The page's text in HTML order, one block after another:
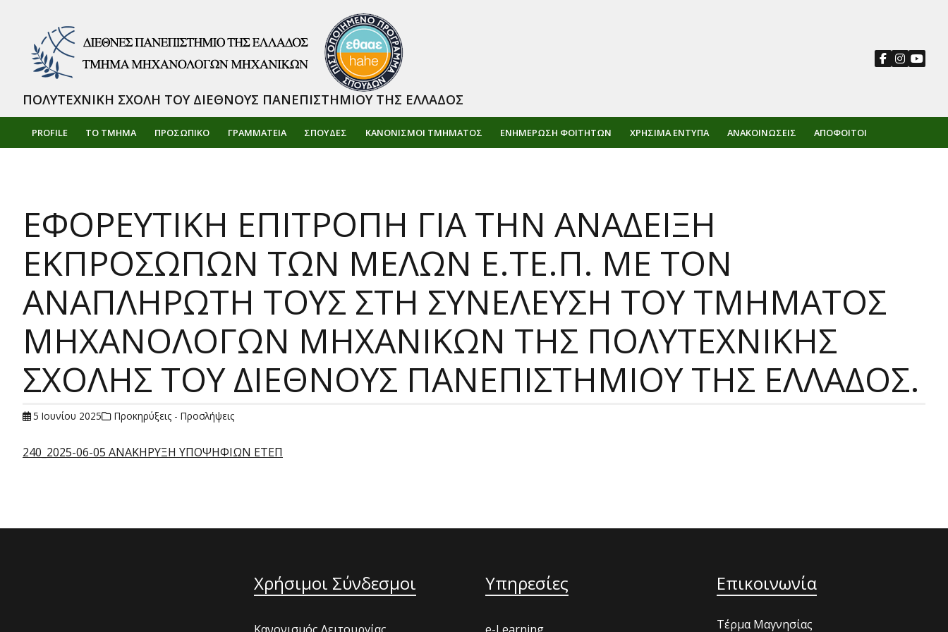
PROFILE ΤΟ ΤΜΗΜΑ ΠΡΟΣΩΠΙΚΌ ΓΡΑΜΜΑΤΕΙΑ ΣΠΟΥΔΕΣ ΚΑΝΟΝΙΣΜΟΙ ΤΜΗΜΑΤΟΣ ΕΝΗΜΈΡΩΣΗ ΦΟΙΤΗΤΏΝ ΧΡΉΣΙΜΑ ΈΝΤΥΠΑ ΑΝΑΚΟΙΝΏΣΕΙΣ ΑΠΌΦΟΙΤΟΙ
ΠΟΛΥΤΕΧΝΙΚΗ ΣΧΟΛΗ ΤΟΥ ΔΙΕΘΝΟΥΣ ΠΑΝΕΠΙΣΤΗΜΙΟΥ ΤΗΣ ΕΛΛΑΔΟΣ
ΕΦΟΡΕΥΤΙΚΗ ΕΠΙΤΡΟΠΗ ΓΙΑ ΤΗΝ ΑΝΑΔΕΙΞΗ
ΕΚΠΡΟΣΩΠΩΝ ΤΩΝ ΜΕΛΩΝ Ε.ΤΕ.Π. ΜΕ ΤΟΝ
ΑΝΑΠΛΗΡΩΤΗ ΤΟΥΣ ΣΤΗ ΣΥΝΕΛΕΥΣΗ ΤΟΥ ΤΜΗΜΑΤΟΣ
ΜΗΧΑΝΟΛΟΓΩΝ ΜΗΧΑΝΙΚΩΝ ΤΗΣ ΠΟΛΥΤΕΧΝΙΚΗΣ
ΣΧΟΛΗΣ ΤΟΥ ΔΙΕΘΝΟΥΣ ΠΑΝΕΠΙΣΤΗΜΙΟΥ ΤΗΣ ΕΛΛΑΔΟΣ.
5 Ιουνίου 2025 Προκηρύξεις - Προσλήψεις
240_2025-06-05 ΑΝΑΚΗΡΥΞΗ ΥΠΟΨΗΦΙΩΝ ΕΤΕΠ
Χρήσιμοι Σύνδεσμοι Υπηρεσίες Επικοινωνία
Τέρμα Μαγνησίας